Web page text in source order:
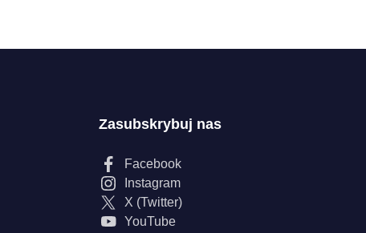
Zasubskrybuj nas
Facebook
Instagram
X (Twitter)
YouTube